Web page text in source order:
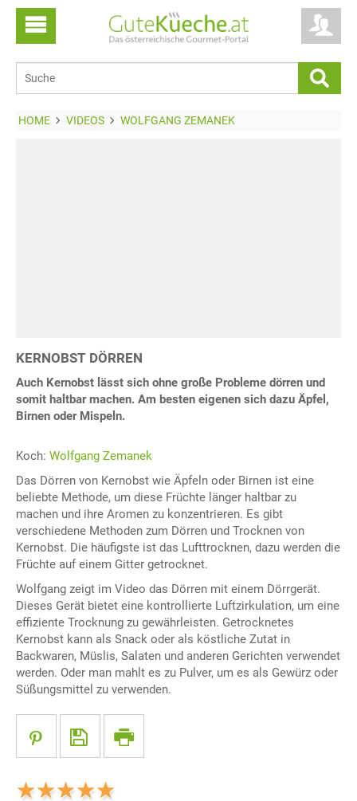
HOME VIDEOS WOLFGANG ZEMANEK
KERNOBST DÖRREN
Auch Kernobst lässt sich ohne große Probleme dörren und
somit haltbar machen. Am besten eigenen sich dazu Äpfel,
Birnen oder Mispeln.
Koch: Wolfgang Zemanek
Das Dörren von Kernobst wie Äpfeln oder Birnen ist eine
beliebte Methode, um diese Früchte länger haltbar zu
machen und ihre Aromen zu konzentrieren. Es gibt
verschiedene Methoden zum Dörren und Trocknen von
Kernobst. Die häufigste ist das Lufttrocknen, dazu werden die
Früchte auf einem Gitter getrocknet.
Wolfgang zeigt im Video das Dörren mit einem Dörrgerät.
Dieses Gerät bietet eine kontrollierte Luftzirkulation, um eine
effiziente Trocknung zu gewährleisten. Getrocknetes
Kernobst kann als Snack oder als köstliche Zutat in
Backwaren, Müslis, Salaten und anderen Gerichten verwendet
werden. Oder man mahlt es zu Pulver, um es als Gewürz oder
Süßungsmittel zu verwenden.